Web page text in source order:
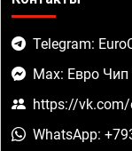
Telegram:
Max: Евро
https://vk.com/
WhatsApp: